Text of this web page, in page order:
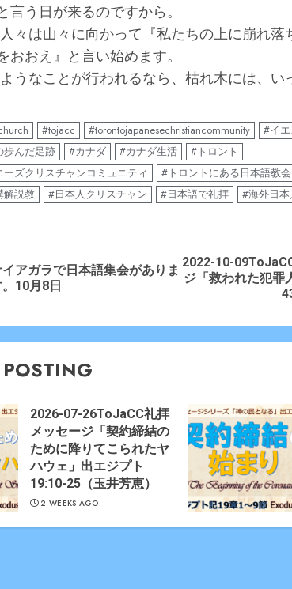
言う日が来るのですから。
々は山々に向かって『私たちの上に崩れ落
おおえ』と言い始めます。
うなことが行われるなら、枯れ木には、い
#tojacc #torontojapanesechristiancommunity
#イ
歩んだ足跡
#カナダ #カナダ生活
#トロント
ズクリスチャンコミュニティ
#トロントにある日本語教会
解説教
#日本人クリスチャン #日本語で礼拝 #海外日
Previous
アガラで日本語集会がありま
10月8日
Next
2022-10-
ジ「救われた犯罪
2026-07-26ToJaCC礼拝
メッセージ「契約締結の
ために降りてこられたヤ
ハウェ」出エジプト
19:10-25（玉井芳恵）
2 WEEKS AGO